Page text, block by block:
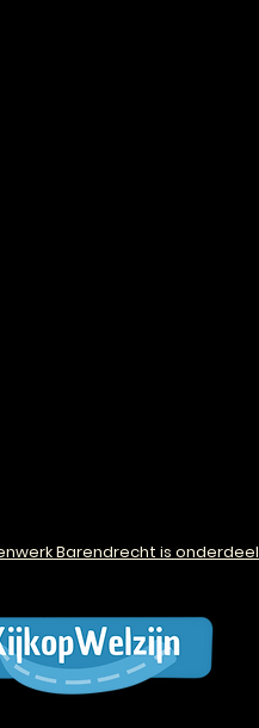
Barendrecht is onderdeel